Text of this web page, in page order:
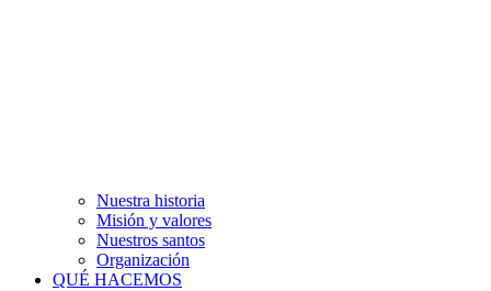
Nuestra historia
Misión y valores
Nuestros santos
Organización
QUÉ HACEMOS